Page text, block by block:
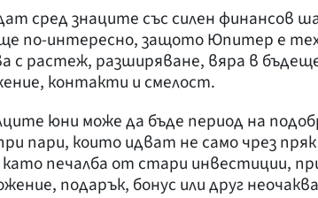
сред знаците със силен финансов
по-интересно, защото Юпитер е
с растеж, разширяване, вяра в
контакти и смелост.
юни може да бъде период на
пари, които идват не само чрез
печалба от стари инвестиции,
подарък, бонус или друг